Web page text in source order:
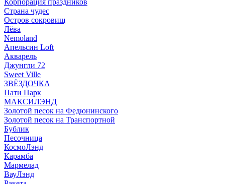
Корпорация праздников
Страна чудес
Остров сокровищ
Лёва
Nemoland
Апельсин Loft
Акварель
Джунгли 72
Sweet Ville
ЗВЁЗДОЧКА
Пати Парк
МАКСИЛЭНД
Золотой песок на Федюнинского
Золотой песок на Транспортной
Бублик
Песочница
КосмоЛэнд
Карамба
Мармелад
ВауЛэнд